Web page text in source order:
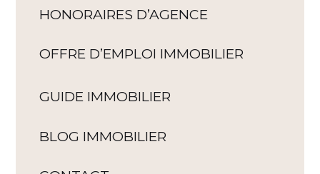
HONORAIRES D’AGENCE
OFFRE D’EMPLOI IMMOBILIER
GUIDE IMMOBILIER
BLOG IMMOBILIER